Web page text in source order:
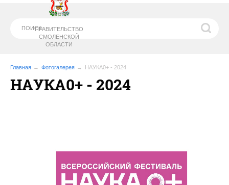
ПРАВИТЕЛЬСТВО
СМОЛЕНСКОЙ
ОБЛАСТИ
Главная Фотогалерея НАУКА0+ - 2024
НАУКА0+ - 2024